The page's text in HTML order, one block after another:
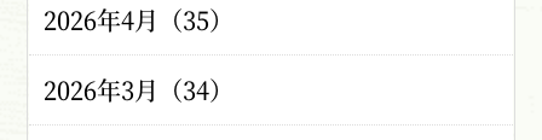
2026年4月（35）
2026年3月（34）